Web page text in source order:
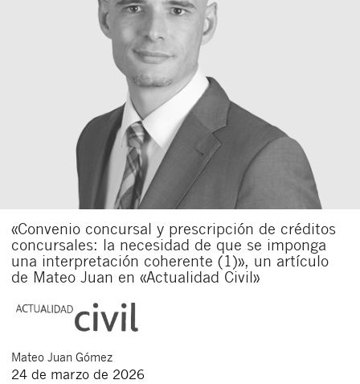
«Convenio concursal y prescripción de créditos
concursales: la necesidad de que se imponga
una interpretación coherente (1)», un artículo
de Mateo Juan en «Actualidad Civil»
Mateo Juan Gómez
24 de marzo de 2026